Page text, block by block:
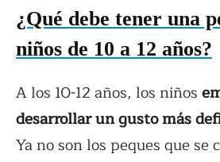
¿Qué debe tener una
niños de 10 a 12 años?
A los 10-12 años, los niños
desarrollar un gusto más
Ya no son los peques que se